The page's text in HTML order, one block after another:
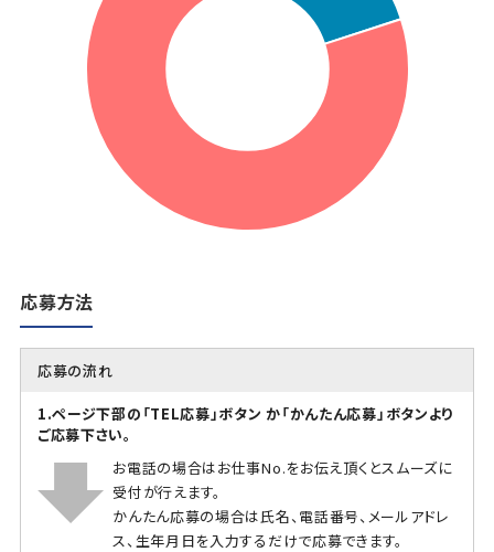
応募方法
応募の流れ
1.ページ下部の「TEL応募」ボタン か「かんたん応募」ボタンより
ご応募下さい。
お電話の場合はお仕事No.をお伝え頂くとスムーズに
受付が行えます。
かんたん応募の場合は氏名、電話番号、メールアドレ
ス、生年月日を入力するだけで応募できます。